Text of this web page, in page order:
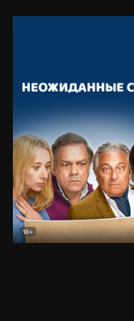
18+